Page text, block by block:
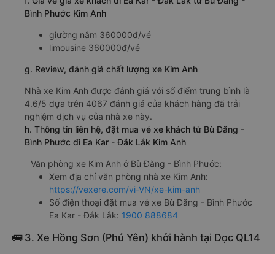
Bình Phước Kim Anh
giường nằm 360000đ/vé
limousine 360000đ/vé
g. Review, đánh giá chất lượng xe Kim Anh
Nhà xe Kim Anh được đánh giá với số điểm trung bình là
4.6/5 dựa trên 4067 đánh giá của khách hàng đã trải
nghiệm dịch vụ của nhà xe này.
h. Thông tin liên hệ, đặt mua vé xe khách từ Bù Đăng -
Bình Phước đi Ea Kar - Đắk Lắk Kim Anh
Văn phòng xe Kim Anh ở Bù Đăng - Bình Phước:
Xem địa chỉ văn phòng nhà xe Kim Anh:
https://vexere.com/vi-VN/xe-kim-anh
Số điện thoại đặt mua vé xe Bù Đăng - Bình Phước
Ea Kar - Đắk Lắk: 1900 888684
🚌 3. Xe Hồng Sơn (Phú Yên) khởi hành tại Dọc QL14